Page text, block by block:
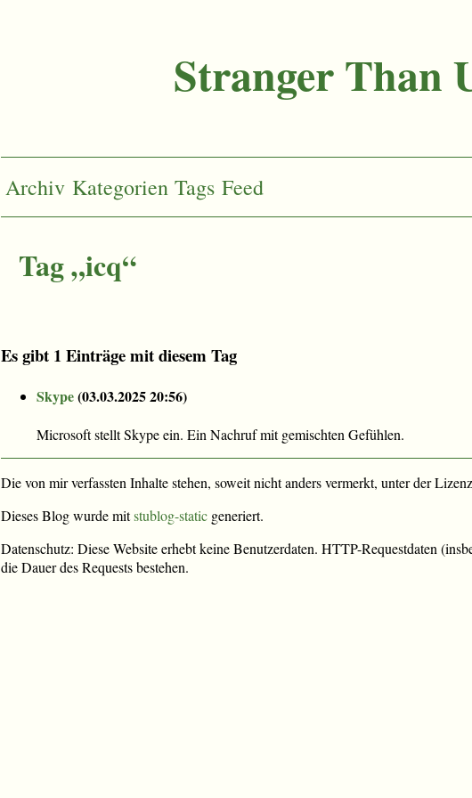
Stranger Than
Archiv Kategorien Tags Feed
Tag „icq“
Es gibt 1 Einträge mit diesem Tag
Skype(03.03.2025 20:56)
Microsoft stellt Skype ein. Ein Nachruf mit gemischten Gefühlen.
Die von mir verfassten Inhalte stehen, soweit nicht anders vermerkt, unter der Lizenz
Dieses Blog wurde mitstublog-static generiert.
Datenschutz: Diese Website erhebt keine Benutzerdaten. HTTP-Requestdaten
die Dauer des Requests bestehen.